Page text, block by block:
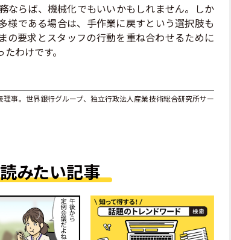
ならば、機械化でもいいかもしれません。しか
様である場合は、手作業に戻すという選択肢も
の要求とスタッフの行動を重ね合わせるために
わけです。
事。世界銀行グループ、独立行政法人産業技術総合研究所サー
みたい記事